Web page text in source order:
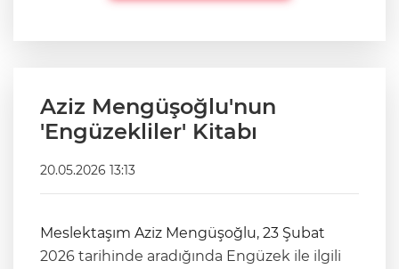
Aziz Mengüşoğlu'nun
'Engüzekliler' Kitabı
20.05.2026 13:13
Meslektaşım Aziz Mengüşoğlu, 23 Şubat
2026 tarihinde aradığında Engüzek ile ilgili